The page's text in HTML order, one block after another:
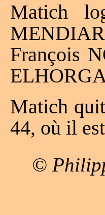
Matich
François
Matich
44, où il
©